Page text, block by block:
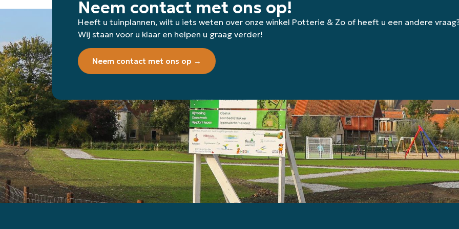
Neem contact met ons op!
Heeft u tuinplannen, wilt u iets weten over onze winkel Potterie & Zo of heeft u een andere
Wij staan voor u klaar en helpen u graag verder!
Neem contact met ons op →